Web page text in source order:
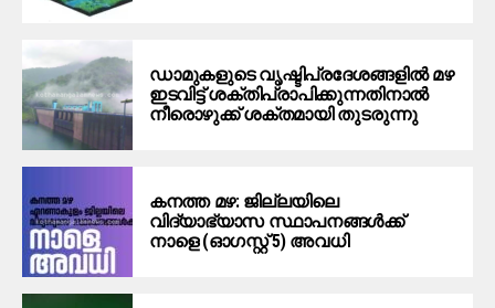
ഡാമുകളുടെ വൃഷ്ടിപ്രദേശങ്ങളില്‍ മഴ
ഇടവിട്ട് ശക്തിപ്രാപിക്കുന്നതിനാല്‍
നീരൊഴുക്ക് ശക്തമായി തുടരുന്നു
കനത്ത മഴ: ജില്ലയിലെ
വിദ്യാഭ്യാസ സ്ഥാപനങ്ങൾക്ക്
നാളെ (ഓഗസ്റ്റ് 5) അവധി